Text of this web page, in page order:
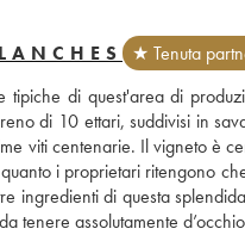
★ Tenuta
tipiche di quest'area di
di 10 ettari, suddivisi in
viti centenarie. Il vigneto è
i proprietari ritengono
ingredienti di questa
tenere assolutamente